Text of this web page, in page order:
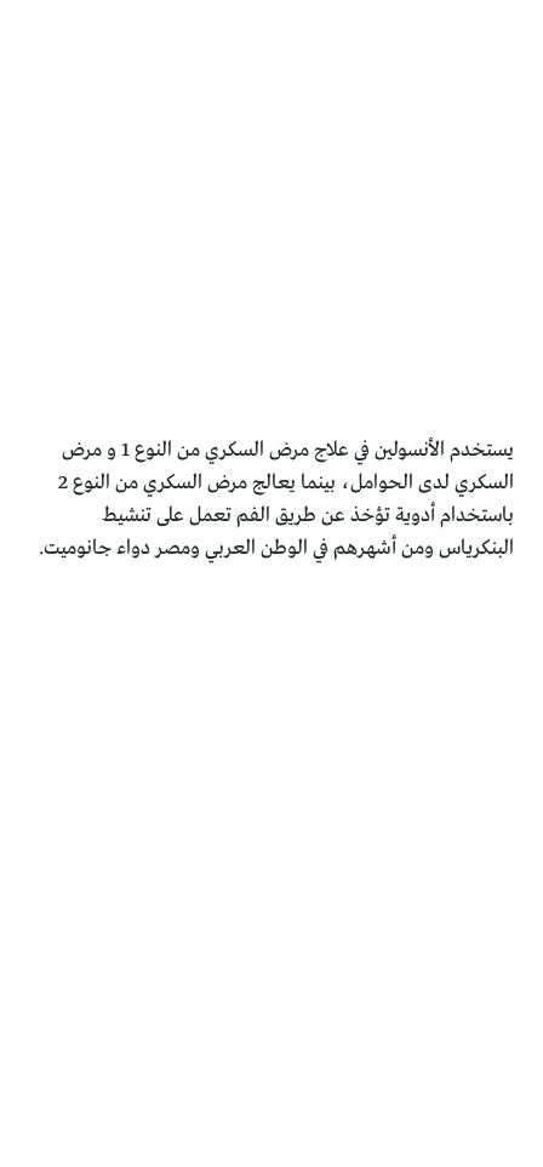
يستخدم الأنسولين في علاج مرض السكري من النوع 1 و مرض
السكري لدى الحوامل، بينما يعالج مرض السكري من النوع 2
باستخدام أدوية تؤخذ عن طريق الفم تعمل على تنشيط
البنكرياس ومن أشهرهم في الوطن العربي ومصر دواء جانوميت.